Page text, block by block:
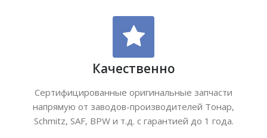
Качественно
Сертифицированные оригинальные запчасти
напрямую от заводов-производителей Тонар,
Schmitz, SAF, BPW и т.д. с гарантией до 1 года.